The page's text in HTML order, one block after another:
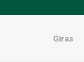
Giras